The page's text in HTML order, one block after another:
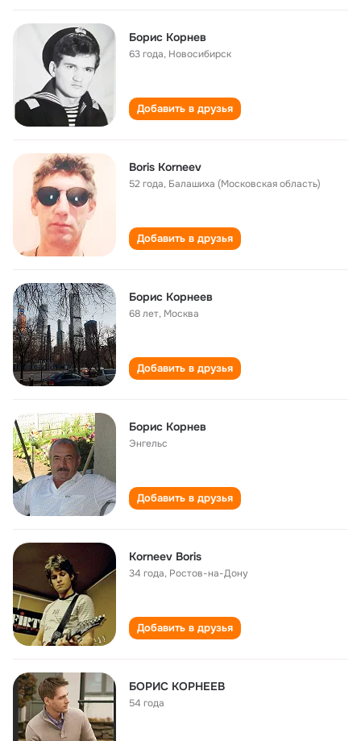
Борис Корнев
63 года, Новосибирск
Добавить в друзья
Boris Korneev
52 года, Балашиха (Московская область)
Добавить в друзья
Борис Корнеев
68 лет, Москва
Добавить в друзья
Борис Корнев
Энгельс
Добавить в друзья
Korneev Boris
34 года, Ростов-на-Дону
Добавить в друзья
БОРИС КОРНЕЕВ
54 года